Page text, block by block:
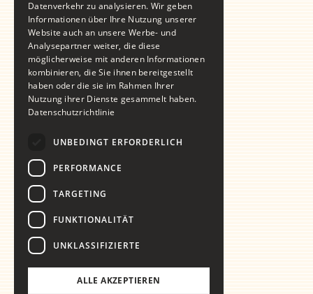
Datenverkehr zu analysieren. Wir geben
Informationen über Ihre Nutzung unserer
Website auch an unsere Werbe- und
Analysepartner weiter, die diese
möglicherweise mit anderen Informationen
kombinieren, die Sie ihnen bereitgestellt
haben oder die sie im Rahmen Ihrer
Nutzung ihrer Dienste gesammelt haben.
Datenschutzrichtlinie
UNBEDINGT ERFORDERLICH
PERFORMANCE
TARGETING
FUNKTIONALITÄT
UNKLASSIFIZIERTE
ALLE AKZEPTIEREN